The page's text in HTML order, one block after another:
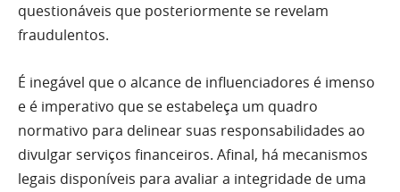
questionáveis que posteriormente se revelam
fraudulentos.
É inegável que o alcance de influenciadores é imenso
e é imperativo que se estabeleça um quadro
normativo para delinear suas responsabilidades ao
divulgar serviços financeiros. Afinal, há mecanismos
legais disponíveis para avaliar a integridade de uma